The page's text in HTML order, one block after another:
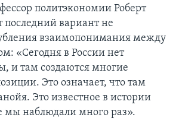
политэкономии Роберт
последний вариант не
взаимопонимания между
«Сегодня в России нет
и там создаются многие
Это означает, что там
Это известное в истории
мы наблюдали много раз».